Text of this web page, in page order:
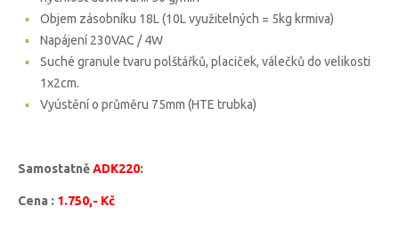
Objem zásobníku 18L (10L využitelných = 5kg krmiva)
Napájení 230VAC / 4W
Suché granule tvaru polštářků, placiček, válečků do velikosti
1x2cm.
Vyústění o průměru 75mm (HTE trubka)
SamostatněADK220:
Cena : 1.750,- Kč